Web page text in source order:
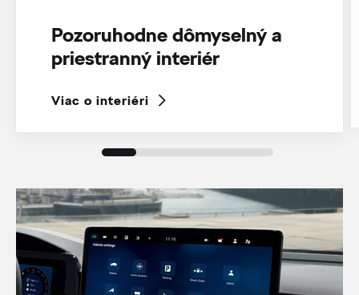
Pozoruhodne dômyselný a
priestranný interiér
Viac o interiéri